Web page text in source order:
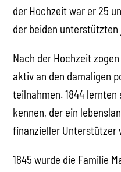
der Hochzeit war er 25
der beiden
Nach der Hochzeit
aktiv an den damaligen
teilnahmen. 1844
kennen, der ein
finanzieller Unterstützer
1845 wurde die Familie